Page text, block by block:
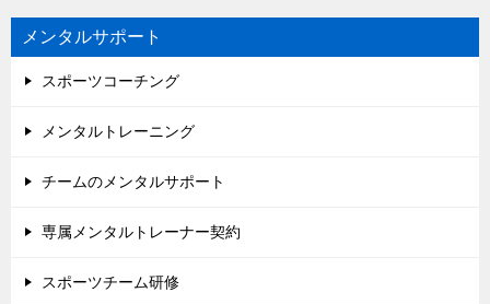
メンタルサポート
スポーツコーチング
メンタルトレーニング
チームのメンタルサポート
専属メンタルトレーナー契約
スポーツチーム研修